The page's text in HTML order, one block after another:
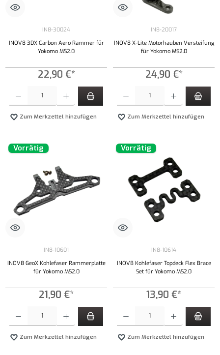
IN8-30024
INOV8 3DX Carbon Aero Rammer für
Yokomo MS2.0
22,90 €*
Zum Merkzettel hinzufügen
IN8-20017
INOV8 X-Lite Motorhauben Versteifung
für Yokomo MS2.0
24,90 €*
Zum Merkzettel hinzufügen
Vorrätig
IN8-10601
INOV8 GeoX Kohlefaser Rammerplatte
für Yokomo MS2.0
21,90 €*
Zum Merkzettel hinzufügen
Vorrätig
IN8-10614
INOV8 Kohlefaser Topdeck Flex Brace
Set für Yokomo MS2.0
13,90 €*
Zum Merkzettel hinzufügen